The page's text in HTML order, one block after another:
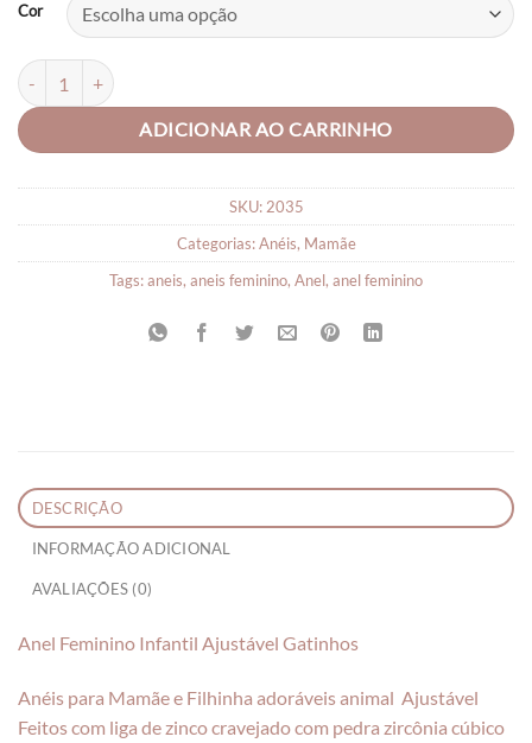
Cor
Anel Feminino Infantil Ajustável Gatinhos quantidade
ADICIONAR AO CARRINHO
SKU: 2035
Categorias:Anéis, Mamãe
Tags:aneis, aneis feminino, Anel, anel feminino
DESCRIÇÃO
INFORMAÇÃO ADICIONAL
AVALIAÇÕES (0)
Anel Feminino Infantil Ajustável Gatinhos
Anéis para Mamãe e Filhinha adoráveis animal Ajustável
Feitos com liga de zinco cravejado com pedra zircônia cúbico